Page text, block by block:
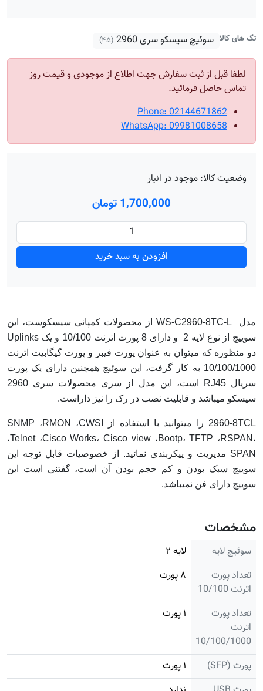
تگ های کالا سوئیچ سیسکو سری 2960 (۴۵)
لطفا قبل از ثبت سفارش جهت اطلاع از موجودی و قیمت روز
تماس حاصل فرمائید.
Phone: 02144671862
WhatsApp: 09981008658
وضعیت کالا: موجود در انبار
1٬700٬000 تومان
افزودن به سبد خرید
مدل WS-C2960-8TC-L از محصولات کمپانی سیسکوست، این
سوییچ از نوع لایه 2 و دارای 8 پورت اترنت 10/100 و یک Uplinks
دو منظوره که میتوان به عنوان پورت فیبر و پورت گیگابیت اترنت
10/100/1000 به کار گرفت، این سوئیچ همچنین دارای یک پورت
سریال RJ45 است، این مدل از سری محصولات سری 2960
سیسکو میباشد و قابلیت نصب در رک را نیز داراست.
2960-8TCL را میتوانید با استفاده از SNMP ،RMON ،CWSI
،Telnet ،Cisco Works، Cisco view ،Bootp، TFTP ،RSPAN،
SPAN مدیریت و پیکربندی نمائید. از خصوصیات قابل توجه این
سوییچ سبک بودن و کم حجم بودن آن است، گفتنی است این
سوییچ دارای فن نمیباشد.
مشخصات
سوئیچ لایه
لایه ۲
تعداد پورت
اترنت 10/100
۸ پورت
تعداد پورت
اترنت
10/100/1000
۱ پورت
پورت (SFP)
۱ پورت